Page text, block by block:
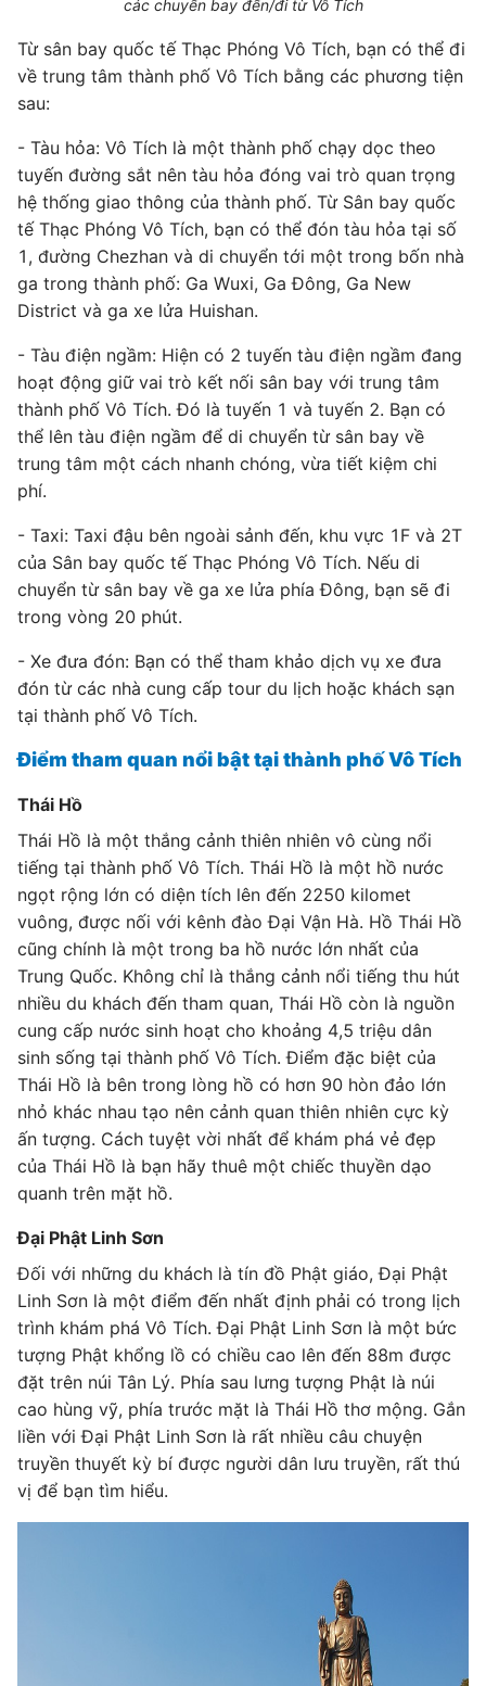
các chuyến bay đến/đi từ Vô Tích
Từ sân bay quốc tế Thạc Phóng Vô Tích, bạn có thể đi
về trung tâm thành phố Vô Tích bằng các phương tiện
sau:
- Tàu hỏa: Vô Tích là một thành phố chạy dọc theo
tuyến đường sắt nên tàu hỏa đóng vai trò quan trọng
hệ thống giao thông của thành phố. Từ Sân bay quốc
tế Thạc Phóng Vô Tích, bạn có thể đón tàu hỏa tại số
1, đường Chezhan và di chuyển tới một trong bốn nhà
ga trong thành phố: Ga Wuxi, Ga Đông, Ga New
District và ga xe lửa Huishan.
- Tàu điện ngầm: Hiện có 2 tuyến tàu điện ngầm đang
hoạt động giữ vai trò kết nối sân bay với trung tâm
thành phố Vô Tích. Đó là tuyến 1 và tuyến 2. Bạn có
thể lên tàu điện ngầm để di chuyển từ sân bay về
trung tâm một cách nhanh chóng, vừa tiết kiệm chi
phí.
- Taxi: Taxi đậu bên ngoài sảnh đến, khu vực 1F và 2T
của Sân bay quốc tế Thạc Phóng Vô Tích. Nếu di
chuyển từ sân bay về ga xe lửa phía Đông, bạn sẽ đi
trong vòng 20 phút.
- Xe đưa đón: Bạn có thể tham khảo dịch vụ xe đưa
đón từ các nhà cung cấp tour du lịch hoặc khách sạn
tại thành phố Vô Tích.
Điểm tham quan nổi bật tại thành phố Vô Tích
Thái Hồ
Thái Hồ là một thắng cảnh thiên nhiên vô cùng nổi
tiếng tại thành phố Vô Tích. Thái Hồ là một hồ nước
ngọt rộng lớn có diện tích lên đến 2250 kilomet
vuông, được nối với kênh đào Đại Vận Hà. Hồ Thái Hồ
cũng chính là một trong ba hồ nước lớn nhất của
Trung Quốc. Không chỉ là thắng cảnh nổi tiếng thu hút
nhiều du khách đến tham quan, Thái Hồ còn là nguồn
cung cấp nước sinh hoạt cho khoảng 4,5 triệu dân
sinh sống tại thành phố Vô Tích. Điểm đặc biệt của
Thái Hồ là bên trong lòng hồ có hơn 90 hòn đảo lớn
nhỏ khác nhau tạo nên cảnh quan thiên nhiên cực kỳ
ấn tượng. Cách tuyệt vời nhất để khám phá vẻ đẹp
của Thái Hồ là bạn hãy thuê một chiếc thuyền dạo
quanh trên mặt hồ.
Đại Phật Linh Sơn
Đối với những du khách là tín đồ Phật giáo, Đại Phật
Linh Sơn là một điểm đến nhất định phải có trong lịch
trình khám phá Vô Tích. Đại Phật Linh Sơn là một bức
tượng Phật khổng lồ có chiều cao lên đến 88m được
đặt trên núi Tân Lý. Phía sau lưng tượng Phật là núi
cao hùng vỹ, phía trước mặt là Thái Hồ thơ mộng. Gắn
liền với Đại Phật Linh Sơn là rất nhiều câu chuyện
truyền thuyết kỳ bí được người dân lưu truyền, rất thú
vị để bạn tìm hiểu.